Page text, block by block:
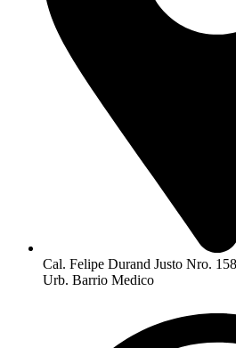
Cal. Felipe Durand Justo Nro. 158
Urb. Barrio Medico